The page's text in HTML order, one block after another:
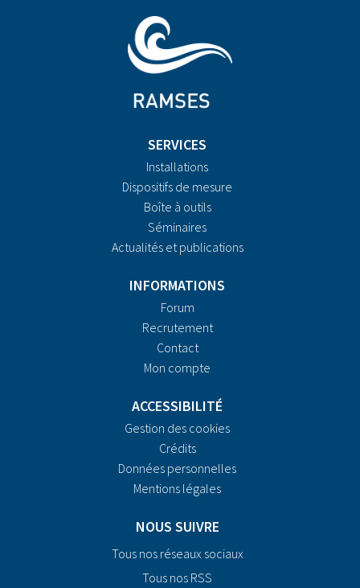
SERVICES
Installations
Dispositifs de mesure
Boîte à outils
Séminaires
Actualités et publications
INFORMATIONS
Forum
Recrutement
Contact
Mon compte
ACCESSIBILITÉ
Gestion des cookies
Crédits
Données personnelles
Mentions légales
NOUS SUIVRE
Tous nos réseaux sociaux
Tous nos RSS